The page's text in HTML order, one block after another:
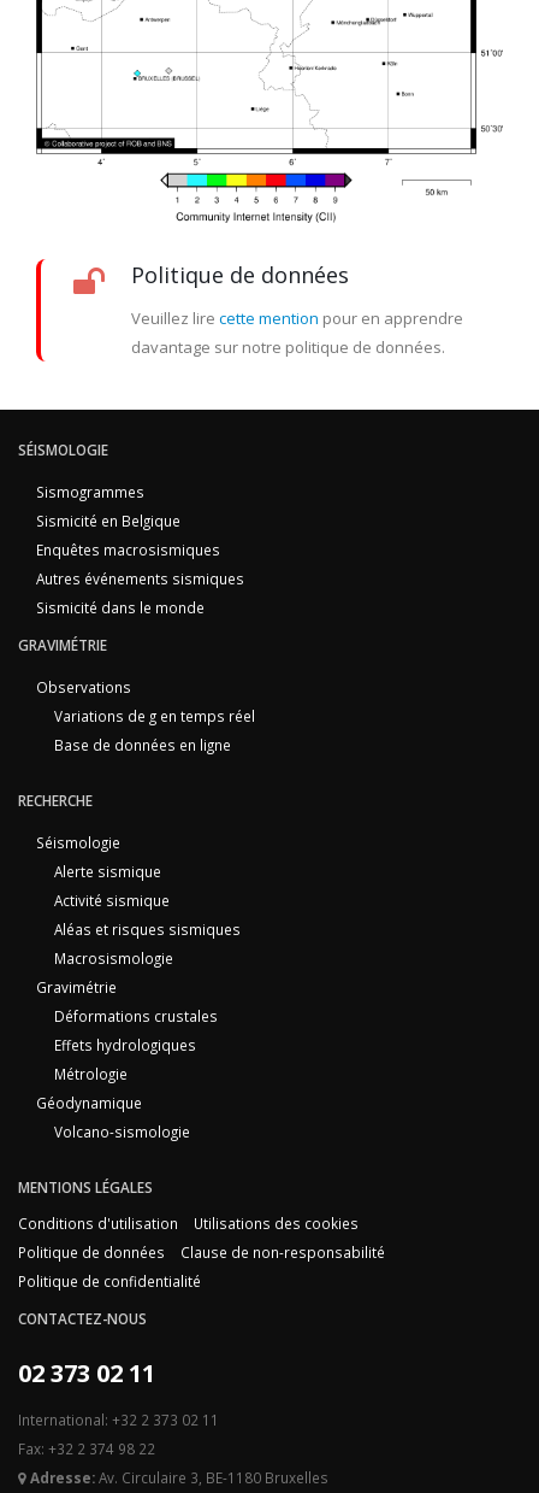
Politique de données
Veuillez lire cette mention pour en apprendre
davantage sur notre politique de données.
SÉISMOLOGIE
Sismogrammes
Sismicité en Belgique
Enquêtes macrosismiques
Autres événements sismiques
Sismicité dans le monde
GRAVIMÉTRIE
Observations
Variations de g en temps réel
Base de données en ligne
RECHERCHE
Séismologie
Alerte sismique
Activité sismique
Aléas et risques sismiques
Macrosismologie
Gravimétrie
Déformations crustales
Effets hydrologiques
Métrologie
Géodynamique
Volcano-sismologie
MENTIONS LÉGALES
Conditions d'utilisation
Utilisations des cookies
Politique de données
Clause de non-responsabilité
Politique de confidentialité
CONTACTEZ-NOUS
02 373 02 11
International: +32 2 373 02 11
Fax: +32 2 374 98 22
Adresse:Av. Circulaire 3, BE-1180 Bruxelles